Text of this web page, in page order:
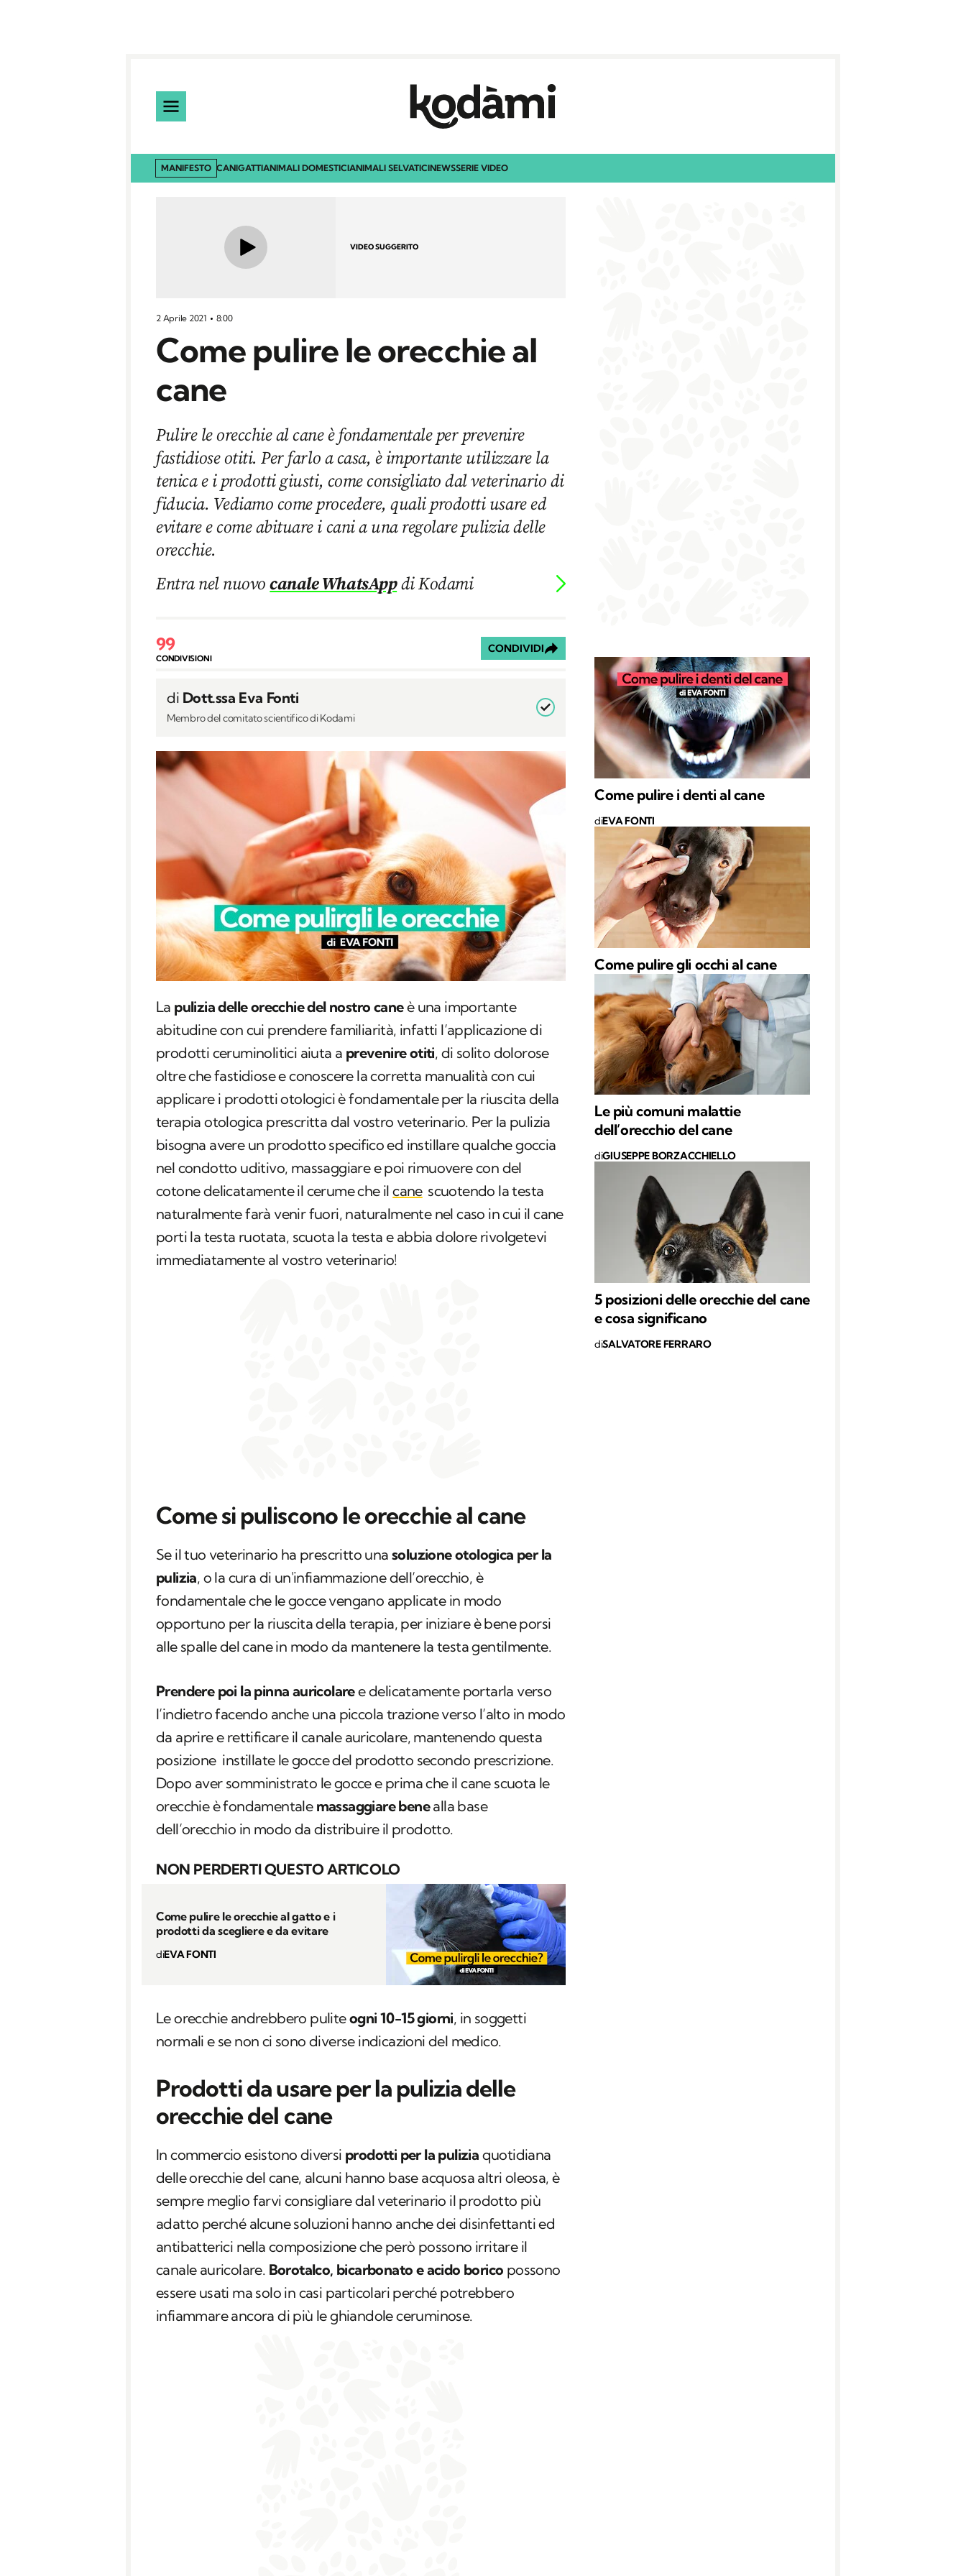
MANIFESTO CANIGATTIANIMALI DOMESTICIANIMALI SELVATICINEWSSERIE VIDEO
VIDEO SUGGERITO
2 Aprile 2021 8:00
Come pulire le orecchie al
cane
Pulire le orecchie al cane è fondamentale per prevenire
fastidiose otiti. Per farlo a casa, è importante utilizzare la
tenica e i prodotti giusti, come consigliato dal veterinario di
fiducia. Vediamo come procedere, quali prodotti usare ed
evitare e come abituare i cani a una regolare pulizia delle
orecchie.
Entra nel nuovocanale WhatsAppdi Kodami
99
CONDIVISIONI
CONDIVIDI
di Dott.ssa Eva Fonti
Membro del comitato scientifico di Kodami
La pulizia delle orecchie del nostro caneè una importante
abitudine con cui prendere familiarità, infatti l’applicazione di
prodotti ceruminolitici aiuta a prevenire otiti, di solito dolorose
oltre che fastidiose e conoscere la corretta manualità con cui
applicare i prodotti otologici è fondamentale per la riuscita della
terapia otologica prescritta dal vostro veterinario. Per la pulizia
bisogna avere un prodotto specifico ed instillare qualche goccia
nel condotto uditivo, massaggiare e poi rimuovere con del
cotone delicatamente il cerume che ilcane scuotendo la testa
naturalmente farà venir fuori, naturalmente nel caso in cui il cane
porti la testa ruotata, scuota la testa e abbia dolore rivolgetevi
immediatamente al vostro veterinario!
Come si puliscono le orecchie al cane
Se il tuo veterinario ha prescritto una soluzione otologica per la
pulizia, o la cura di un'infiammazione dell’orecchio, è
fondamentale che le gocce vengano applicate in modo
opportuno per la riuscita della terapia, per iniziare è bene porsi
alle spalle del cane in modo da mantenere la testa gentilmente.
Prendere poi la pinna auricolaree delicatamente portarla verso
l’indietro facendo anche una piccola trazione verso l’alto in modo
da aprire e rettificare il canale auricolare, mantenendo questa
posizione instillate le gocce del prodotto secondo prescrizione.
Dopo aver somministrato le gocce e prima che il cane scuota le
orecchie è fondamentale massaggiare benealla base
dell’orecchio in modo da distribuire il prodotto.
NON PERDERTI QUESTO ARTICOLO
Come pulire le orecchie al gatto e i
prodotti da scegliere e da evitare
diEVA FONTI
Le orecchie andrebbero puliteogni 10-15 giorni, in soggetti
normali e se non ci sono diverse indicazioni del medico.
Prodotti da usare per la pulizia delle
orecchie del cane
In commercio esistono diversi prodotti per la pulizia quotidiana
delle orecchie del cane, alcuni hanno base acquosa altri oleosa, è
sempre meglio farvi consigliare dal veterinario il prodotto più
adatto perché alcune soluzioni hanno anche dei disinfettanti ed
antibatterici nella composizione che però possono irritare il
canale auricolare. Borotalco, bicarbonato e acido borico possono
essere usati ma solo in casi particolari perché potrebbero
infiammare ancora di più le ghiandole ceruminose.
Come pulire i denti al cane
diEVA FONTI
Come pulire gli occhi al cane
Le più comuni malattie
dell’orecchio del cane
diGIUSEPPE BORZACCHIELLO
5 posizioni delle orecchie del cane
e cosa significano
diSALVATORE FERRARO